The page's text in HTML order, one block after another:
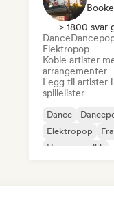
> 1800 svar
Dance
Elektropop
Koble artister
arrangementer
Legg til artister
spillelister
Dance
Elektropop
House-musikk